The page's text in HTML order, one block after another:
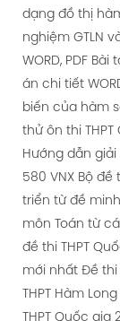
dạng đồ thị
nghiệm GTLN
WORD, PDF Bài
án chi tiết
biến của hàm
thử ôn thi
Hướng dẫn giải
580 VNX Bộ đề
triển từ đề
môn Toán từ
đề thi THPT
mới nhất Đề thi
THPT Hàm
THPT Quốc